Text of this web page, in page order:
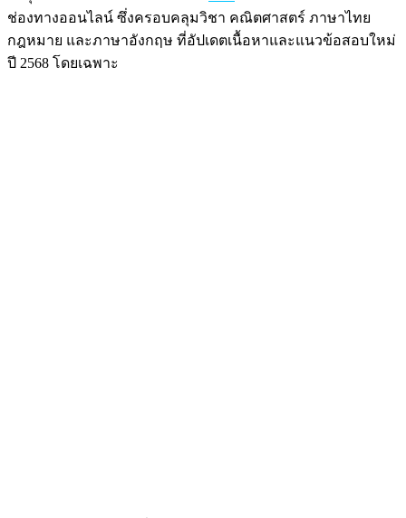
ช่องทางออนไลน์ ซึ่งครอบคลุมวิชา คณิตศาสตร์ ภาษาไทย
กฎหมาย และภาษาอังกฤษ ที่อัปเดตเนื้อหาและแนวข้อสอบใหม่
ปี 2568 โดยเฉพาะ